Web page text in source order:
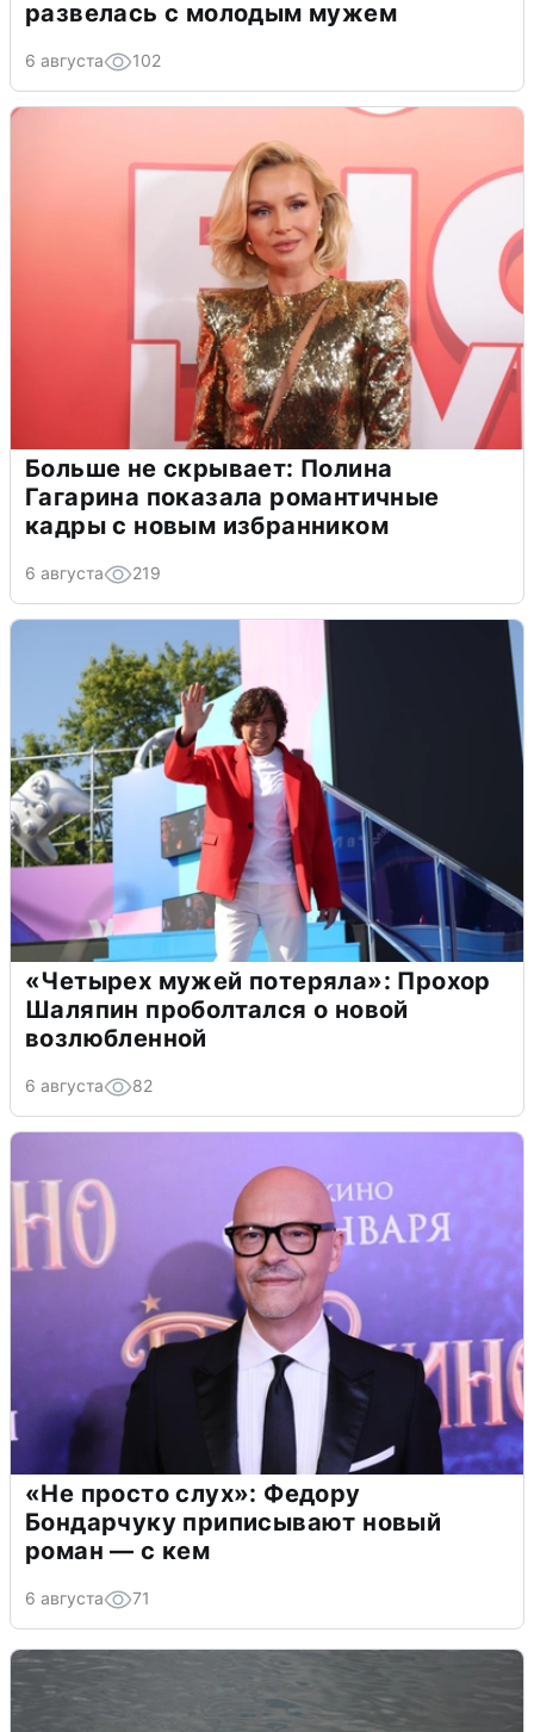
развелась с молодым мужем
6 августа 102
Больше не скрывает: Полина
Гагарина показала романтичные
кадры с новым избранником
6 августа 219
«Четырех мужей потеряла»: Прохор
Шаляпин проболтался о новой
возлюбленной
6 августа 82
«Не просто слух»: Федору
Бондарчуку приписывают новый
роман — с кем
6 августа 71